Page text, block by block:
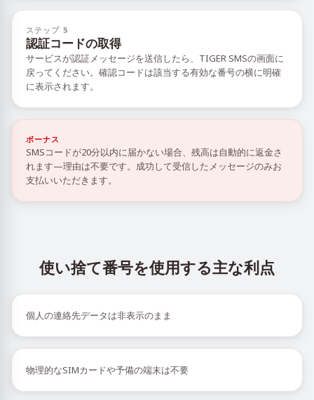
ステップ 5
認証コードの取得
サービスが認証メッセージを送信したら、TIGER SMSの画面に
戻ってください。確認コードは該当する有効な番号の横に明確
に表示されます。
ボーナス
SMSコードが20分以内に届かない場合、残高は自動的に返金さ
れます—理由は不要です。成功して受信したメッセージのみお
支払いいただきます。
使い捨て番号を使用する主な利点
個人の連絡先データは非表示のまま
物理的なSIMカードや予備の端末は不要